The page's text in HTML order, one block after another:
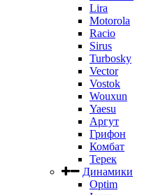
Lira
Motorola
Racio
Sirus
Turbosky
Vector
Vostok
Wouxun
Yaesu
Аргут
Грифон
Комбат
Терек
Динамики
Optim